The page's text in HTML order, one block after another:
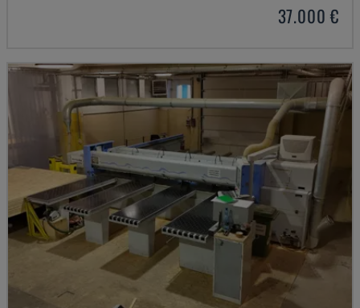
37.000 €